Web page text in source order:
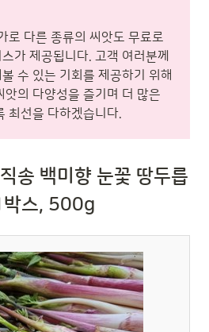
로 다른 종류의 씨앗도 무료로
가 제공됩니다. 고객 여러분께
수 있는 기회를 제공하기 위해
앗의 다양성을 즐기며 더 많은
최선을 다하겠습니다.
송 백미향 눈꽃 땅두릅
박스, 500g